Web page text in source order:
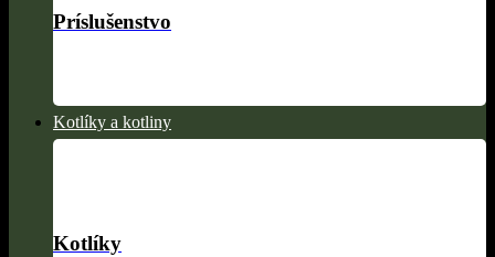
Príslušenstvo
Kotlíky a kotliny
Kotlíky